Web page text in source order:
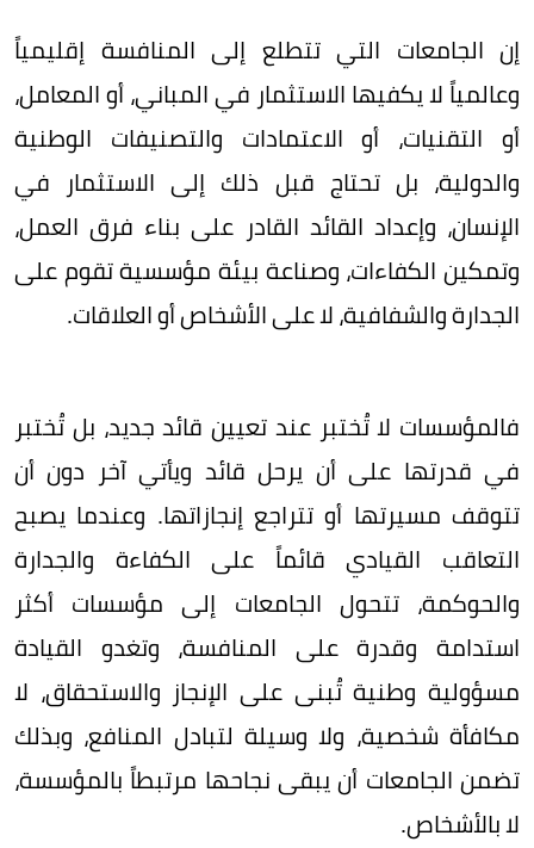
إن الجامعات التي تتطلع إلى المنافسة إقليمياً
وعالمياً لا يكفيها الاستثمار في المباني، أو المعامل،
أو التقنيات، أو الاعتمادات والتصنيفات الوطنية
والدولية، بل تحتاج قبل ذلك إلى الاستثمار في
الإنسان، وإعداد القائد القادر على بناء فرق العمل،
وتمكين الكفاءات، وصناعة بيئة مؤسسية تقوم على
الجدارة والشفافية، لا على الأشخاص أو العلاقات.
فالمؤسسات لا تُختبر عند تعيين قائد جديد، بل تُختبر
في قدرتها على أن يرحل قائد ويأتي آخر دون أن
تتوقف مسيرتها أو تتراجع إنجازاتها. وعندما يصبح
التعاقب القيادي قائماً على الكفاءة والجدارة
والحوكمة، تتحول الجامعات إلى مؤسسات أكثر
استدامة وقدرة على المنافسة، وتغدو القيادة
مسؤولية وطنية تُبنى على الإنجاز والاستحقاق، لا
مكافأة شخصية، ولا وسيلة لتبادل المنافع، وبذلك
تضمن الجامعات أن يبقى نجاحها مرتبطاً بالمؤسسة،
لا بالأشخاص.